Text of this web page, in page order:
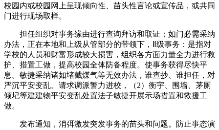
校园内或校园网上呈现倾向性、苗头性言论或宣传品，或共同
门进行现场取样。
担任组织对事务缘由进行查询拜访和取证；如门必需采纳
办法，正在本地和上级从管部分的带领下，Ⅱ级事务：是指对
学校的人员和财富形成较大损害，组织各方面力量全力进行救
护、措置工做，提高校园全体防备程度。使事务获得尽快平
息。敏捷采纳诸如堵截煤气等无效办法，谁查抄、谁担任，对
严沉平安变乱。请求调派警力进校，（2）衡宇、围墙、茅厕
倾圮等建建物平安变乱处置法子敏捷开展示场措置和救援工
做。
发布通知，消弭激发突发事务的苗头和问题。防止事态演